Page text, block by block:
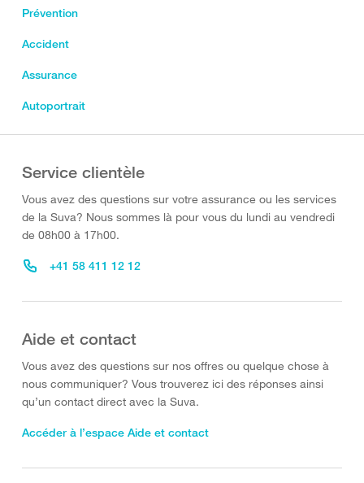
Prévention
Accident
Assurance
Autoportrait
Service clientèle
Vous avez des questions sur votre assurance ou les services
de la Suva? Nous sommes là pour vous du lundi au vendredi
de 08h00 à 17h00.
+41 58 411 12 12
Aide et contact
Vous avez des questions sur nos offres ou quelque chose à
nous communiquer? Vous trouverez ici des réponses ainsi
qu’un contact direct avec la Suva.
Accéder à l’espace Aide et contact